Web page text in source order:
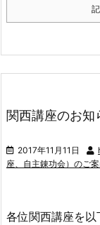
関西講座のお知
2017年11月11日
座、自主錬功会）のご
各位関西講座を